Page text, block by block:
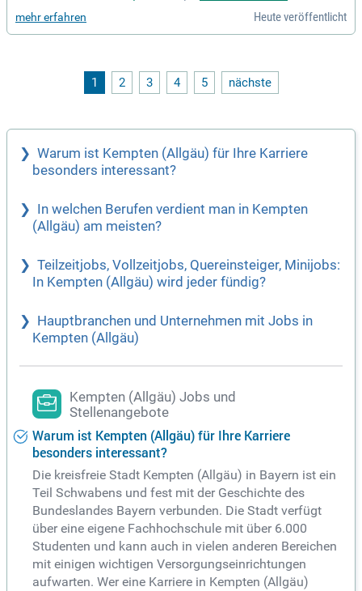
usammenarbeit mit der RHO. Als Impulsgeber an die Execut
ive Unit Road werden strategische Ausrichtungen vorangetri
und die Rolle als "Andockstation" für Charterleiter sind eben
so wichtig wie die Steigerung von Produktivität und Qualität.
mehr erfahren Heute veröffentlicht
1 2 3 4 5 nächste
Warum ist Kempten (Allgäu) für Ihre Karriere
besonders interessant?
In welchen Berufen verdient man in Kempten
(Allgäu) am meisten?
Teilzeitjobs, Vollzeitjobs, Quereinsteiger, Minijobs:
In Kempten (Allgäu) wird jeder fündig?
Hauptbranchen und Unternehmen mit Jobs in
Kempten (Allgäu)
Kempten (Allgäu) Jobs und
Stellenangebote
Warum ist Kempten (Allgäu) für Ihre Karriere
besonders interessant?
Die kreisfreie Stadt Kempten (Allgäu) in Bayern ist ein
Teil Schwabens und fest mit der Geschichte des
Bundeslandes Bayern verbunden. Die Stadt verfügt
über eine eigene Fachhochschule mit über 6.000
Studenten und kann auch in vielen anderen Bereichen
mit einigen wichtigen Versorgungseinrichtungen
aufwarten. Wer eine Karriere in Kempten (Allgäu)